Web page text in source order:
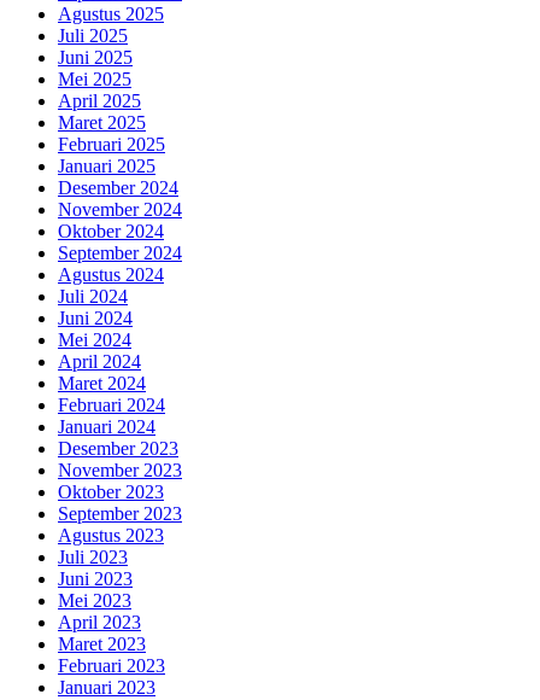
Agustus 2025
Juli 2025
Juni 2025
Mei 2025
April 2025
Maret 2025
Februari 2025
Januari 2025
Desember 2024
November 2024
Oktober 2024
September 2024
Agustus 2024
Juli 2024
Juni 2024
Mei 2024
April 2024
Maret 2024
Februari 2024
Januari 2024
Desember 2023
November 2023
Oktober 2023
September 2023
Agustus 2023
Juli 2023
Juni 2023
Mei 2023
April 2023
Maret 2023
Februari 2023
Januari 2023